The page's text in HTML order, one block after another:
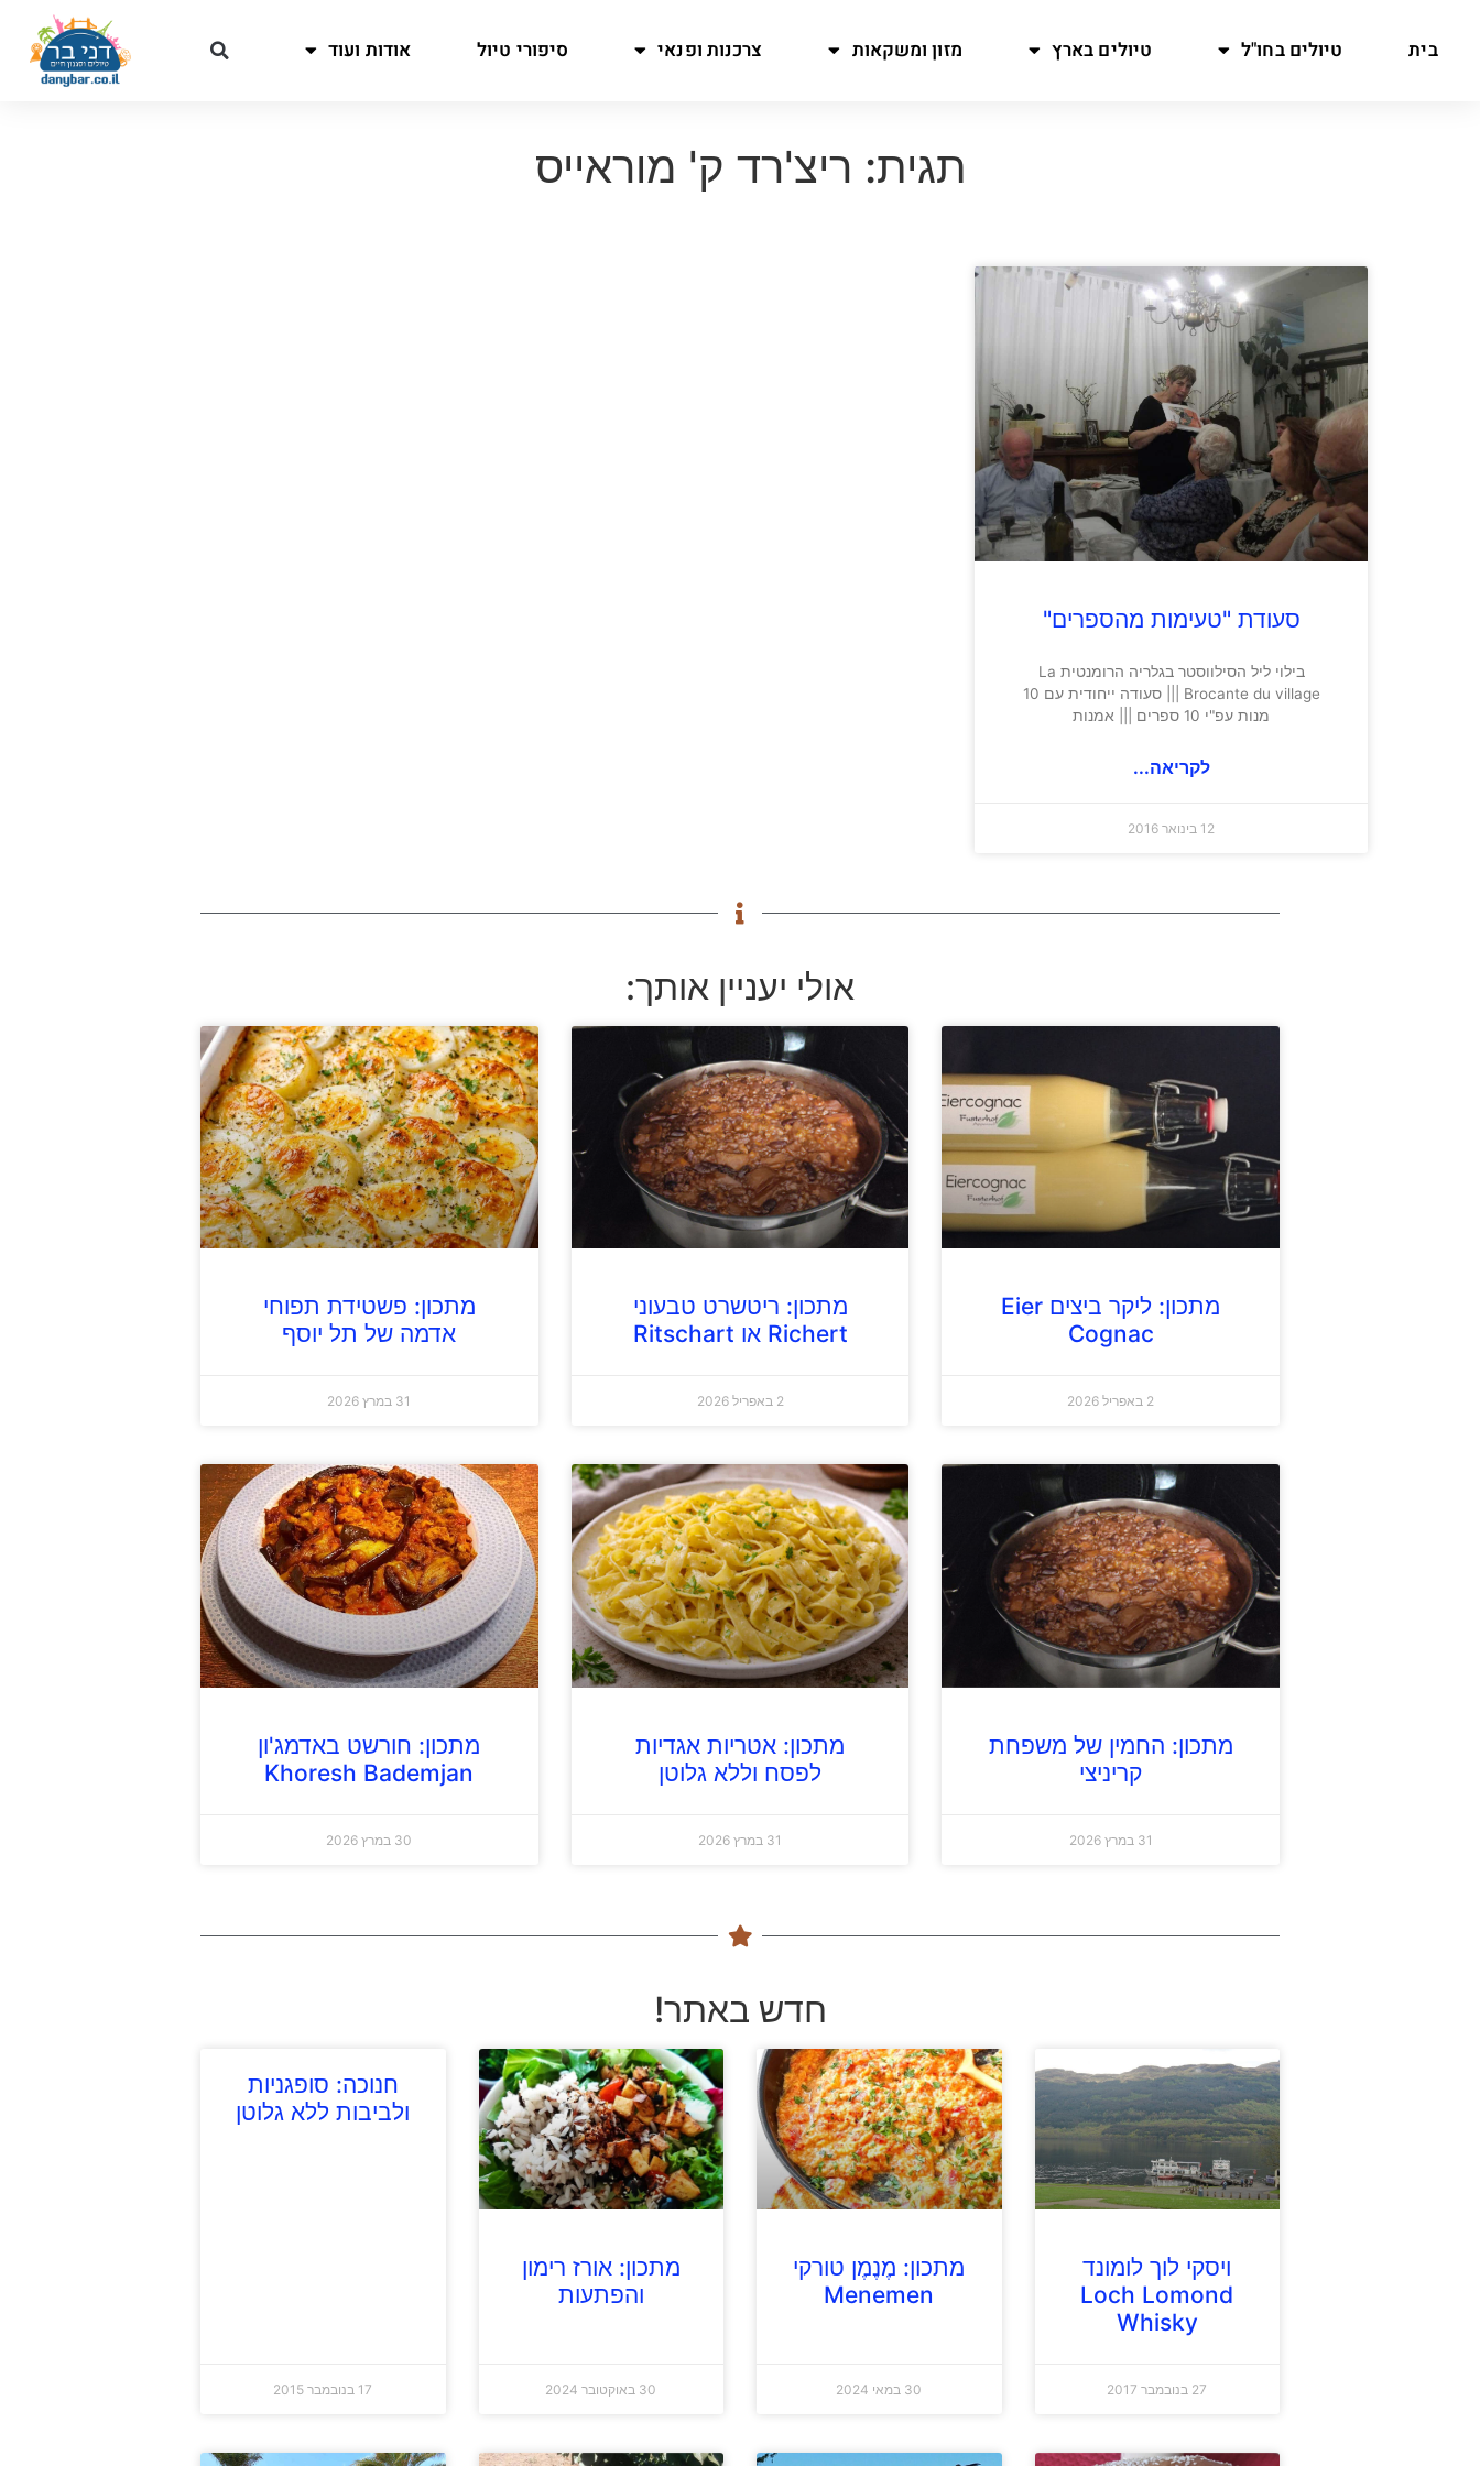
בית טיולים בחו"ל טיולים בארץ מזון ומשקאות צרכנות ופנאי סיפורי טיול אודות ועוד
תגית: ריצ'רד ק' מוראייס
סעודת "טעימות מהספרים"
בילוי ליל הסילווסטר בגלריה הרומנטית La
Brocante du village ||| סעודה ייחודית עם 10
מנות עפ"י 10 ספרים ||| אמנות
לקריאה...
12 בינואר 2016
אולי יעניין אותך:
מתכון: ליקר ביצים Eier
Cognac
2 באפריל 2026
מתכון: ריטשרט טבעוני
Richert או Ritschart
2 באפריל 2026
מתכון: פשטידת תפוחי
אדמה של תל יוסף
31 במרץ 2026
מתכון: החמין של משפחת
קריניצי
31 במרץ 2026
מתכון: אטריות אגדיות
לפסח וללא גלוטן
31 במרץ 2026
מתכון: חורשט באדמג'ון
Khoresh Bademjan
30 במרץ 2026
חדש באתר!
ויסקי לוך לומונד
Loch Lomond
Whisky
27 בנובמבר 2017
מתכון: מֶנֶמֶן טורקי
Menemen
30 במאי 2024
מתכון: אורז רימון
והפתעות
30 באוקטובר 2024
חנוכה: סופגניות
ולביבות ללא גלוטן
17 בנובמבר 2015